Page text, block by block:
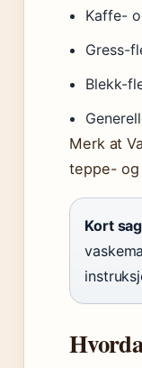
Kaffe-
Gress-
Blekk-
Merk at
teppe- og
Kort